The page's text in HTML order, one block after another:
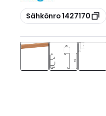
Kopioi
Sähkönro 1427170